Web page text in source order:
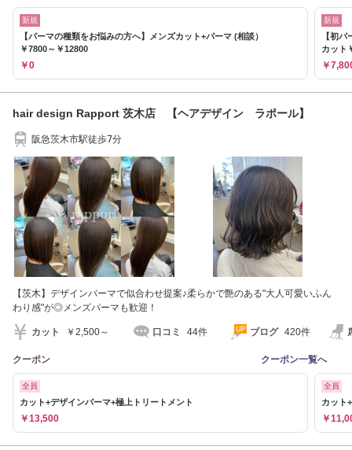
新規
【パーマの種類をお悩みの方へ】メンズカット+パーマ (相談）
￥7800～￥12800
￥0
新規
【初
カット
￥
hair design Rapport 茨木店 【ヘアデザイン ラポール】
阪急茨木市駅徒歩7分
【茨木】デザインパーマで似合わせ提案♪柔らかで艶のある"大人可愛いふん
わり感"が◎メンズパーマも歓迎！
カット ￥2,500～ 口コミ 44件 ブログ 420件
クーポン クーポン一覧へ
全員
カット+デザインパーマ+極上トリートメント
￥13,500
全員
カット
￥